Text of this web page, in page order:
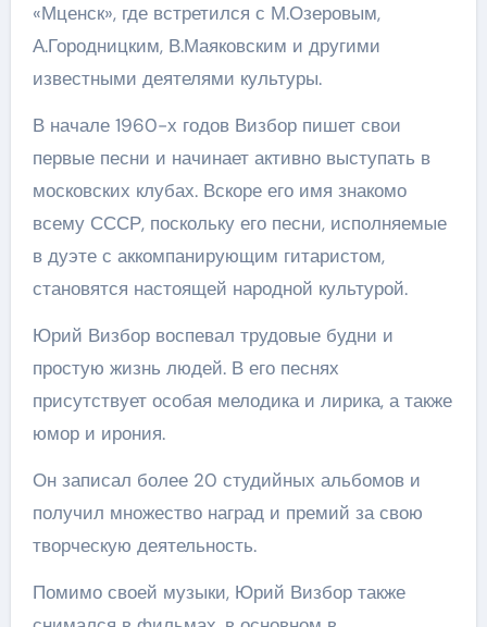
«Мценск», где встретился с М.Озеровым,
А.Городницким, В.Маяковским и другими
известными деятелями культуры.
В начале 1960-х годов Визбор пишет свои
первые песни и начинает активно выступать в
московских клубах. Вскоре его имя знакомо
всему СССР, поскольку его песни, исполняемые
в дуэте с аккомпанирующим гитаристом,
становятся настоящей народной культурой.
Юрий Визбор воспевал трудовые будни и
простую жизнь людей. В его песнях
присутствует особая мелодика и лирика, а также
юмор и ирония.
Он записал более 20 студийных альбомов и
получил множество наград и премий за свою
творческую деятельность.
Помимо своей музыки, Юрий Визбор также